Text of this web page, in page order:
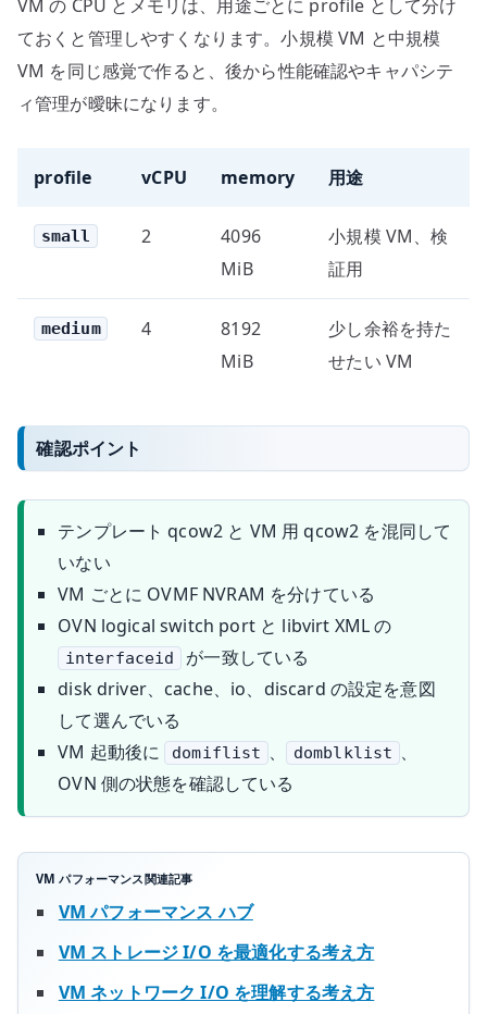
VM の CPU とメモリは、用途ごとに profile として分け
ておくと管理しやすくなります。小規模 VM と中規模
VM を同じ感覚で作ると、後から性能確認やキャパシテ
ィ管理が曖昧になります。
profile vCPU memory 用途
small 2
4096
MiB
小規模 VM、検
証用
medium 4
8192
MiB
少し余裕を持た
せたい VM
確認ポイント
テンプレート qcow2 と VM 用 qcow2 を混同して
いない
VM ごとに OVMF NVRAM を分けている
OVN logical switch port と libvirt XML の
interfaceid
が一致している
disk driver、cache、io、discard の設定を意図
して選んでいる
VM 起動後に
domiflist 、 domblklist 、
OVN 側の状態を確認している
VM パフォーマンス関連記事
VM パフォーマンス ハブ
VM ストレージ I/O を最適化する考え方
VM ネットワーク I/O を理解する考え方